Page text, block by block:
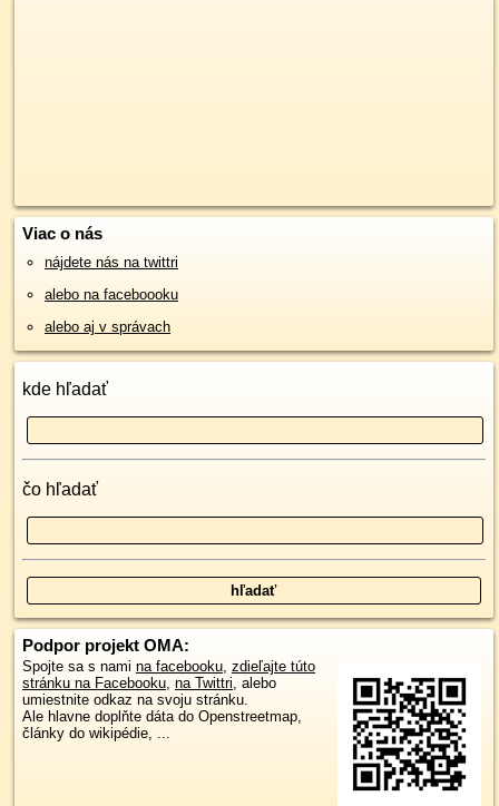
Viac o nás
nájdete nás na twittri
alebo na faceboooku
alebo aj v správach
kde hľadať
čo hľadať
Podpor projekt OMA:
Spojte sa s nami na facebooku, zdieľajte túto
stránku na Facebooku, na Twittri, alebo
umiestnite odkaz na svoju stránku.
Ale hlavne doplňte dáta do Openstreetmap,
články do wikipédie, ...